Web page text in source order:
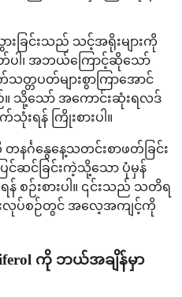
ခြင်းသည် သင့်အရိုးများကို
၊ အဘယ်ကြောင့်ဆိုသော်
တပတ်များစွာကြာအောင်
သို့သော် အကောင်းဆုံးရလဒ်
းရန် ကြိုးစားပါ။
ဂနွေနေ့သတင်းစာဖတ်ခြင်း
ဆင်ခြင်းကဲ့သို့သော ပုံမှန်
စဉ်းစားပါ။ ၎င်းသည် သတိရ
လုပ်စဉ်တွင် အလေ့အကျင့်ကို
ကို ဘယ်အချိန်မှာ